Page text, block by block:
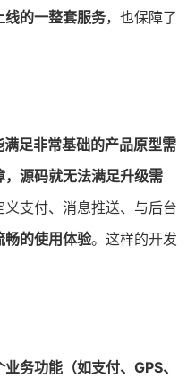
线的一整套服务，也保障了
足非常基础的产品原型需
源码就无法满足升级需
义支付、消息推送、与后台
畅的使用体验。这样的开发
务功能（如支付、GPS、